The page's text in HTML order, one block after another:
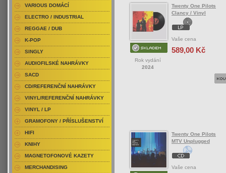
Rok vydání
2024
Twenty One Pilots
Clancy / Vinyl
Vaše cena
589,00 Kč
Twenty One Pilots
MTV Unplugged
Vaše cena
VARIOUS DOMÁCÍ
ELECTRO / INDUSTRIAL
REGGAE / DUB
K-POP
SINGLY
AUDIOFILSKÉ NAHRÁVKY
SACD
CD/REFERENČNÍ NAHRÁVKY
VINYL/REFERENČNÍ NAHRÁVKY
VINYL / LP
GRAMOFONY / PŘÍSLUŠENSTVÍ
HIFI
KNIHY
MAGNETOFONOVÉ KAZETY
MERCHANDISING